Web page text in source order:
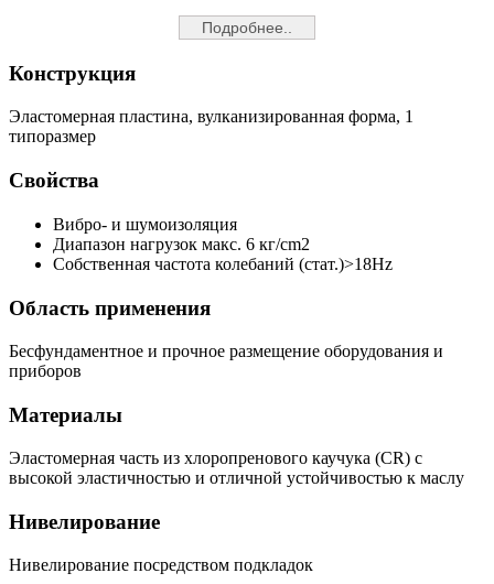
Подробнее..
Конструкция
Эластомерная пластина, вулканизированная форма, 1
типоразмер
Свойства
Вибро- и шумоизоляция
Диапазон нагрузок макс. 6 кг/cm2
Собственная частота колебаний (стат.)>18Hz
Область применения
Бесфундаментное и прочное размещение оборудования и
приборов
Материалы
Эластомерная часть из хлоропренового каучука (CR) с
высокой эластичностью и отличной устойчивостью к маслу
Нивелирование
Нивелирование посредством подкладок